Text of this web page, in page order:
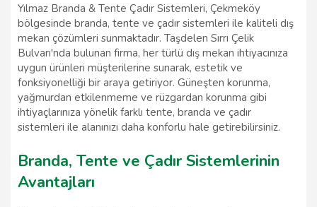
Yılmaz Branda & Tente Çadır Sistemleri, Çekmeköy
bölgesinde branda, tente ve çadır sistemleri ile kaliteli dış
mekan çözümleri sunmaktadır. Taşdelen Sırrı Çelik
Bulvarı'nda bulunan firma, her türlü dış mekan ihtiyacınıza
uygun ürünleri müşterilerine sunarak, estetik ve
fonksiyonelliği bir araya getiriyor. Güneşten korunma,
yağmurdan etkilenmeme ve rüzgardan korunma gibi
ihtiyaçlarınıza yönelik farklı tente, branda ve çadır
sistemleri ile alanınızı daha konforlu hale getirebilirsiniz.
Branda, Tente ve Çadır Sistemlerinin
Avantajları